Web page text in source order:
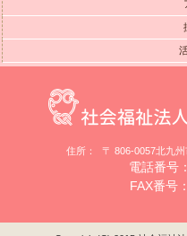
住所： 〒 806-0057北九
電話番号
FAX番号